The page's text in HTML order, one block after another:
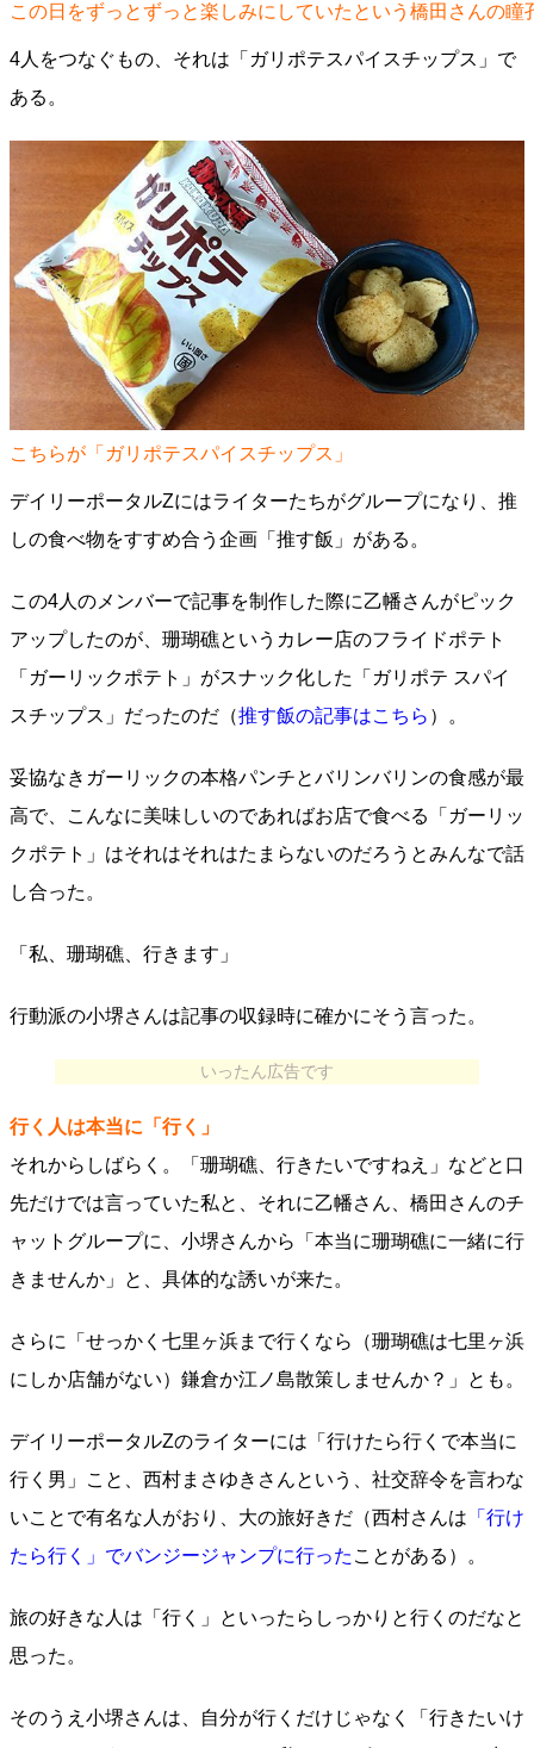
この日をずっとずっと楽しみにしていたという橋田さんの
4人をつなぐもの、それは「ガリポテスパイスチップス」で
ある。
こちらが「ガリポテスパイスチップス」
デイリーポータルZにはライターたちがグループになり、推
しの食べ物をすすめ合う企画「推す飯」がある。
この4人のメンバーで記事を制作した際に乙幡さんがピック
アップしたのが、珊瑚礁というカレー店のフライドポテト
「ガーリックポテト」がスナック化した「ガリポテ スパイ
スチップス」だったのだ（推す飯の記事はこちら ）。
妥協なきガーリックの本格パンチとバリンバリンの食感が最
高で、こんなに美味しいのであればお店で食べる「ガーリッ
クポテト」はそれはそれはたまらないのだろうとみんなで話
し合った。
「私、珊瑚礁、行きます」
行動派の小堺さんは記事の収録時に確かにそう言った。
いったん広告です
行く人は本当に「行く」
それからしばらく。「珊瑚礁、行きたいですねえ」などと口
先だけでは言っていた私と、それに乙幡さん、橋田さんのチ
ャットグループに、小堺さんから「本当に珊瑚礁に一緒に行
きませんか」と、具体的な誘いが来た。
さらに「せっかく七里ヶ浜まで行くなら（珊瑚礁は七里ヶ浜
にしか店舗がない）鎌倉か江ノ島散策しませんか？」とも。
デイリーポータルZのライターには「行けたら行くで本当に
行く男」こと、西村まさゆきさんという、社交辞令を言わな
いことで有名な人がおり、大の旅好きだ（西村さんは 「行け
たら行く」でバンジージャンプに行った ことがある）。
旅の好きな人は「行く」といったらしっかりと行くのだなと
思った。
そのうえ小堺さんは、自分が行くだけじゃなく「行きたいけ